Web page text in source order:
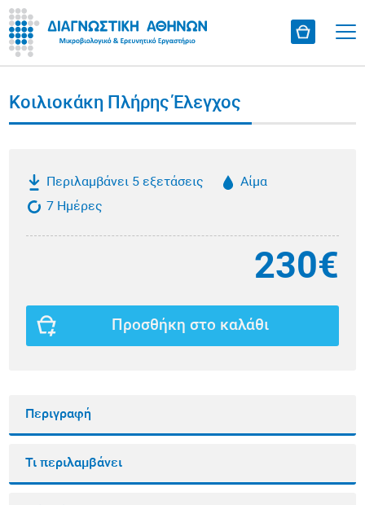
Κοιλιοκάκη Πλήρης Έλεγχος
Περιλαμβάνει 5 εξετάσεις
Αίμα
7 Ημέρες
230€
Προσθήκη στο καλάθι
Περιγραφή
Τι περιλαμβάνει